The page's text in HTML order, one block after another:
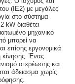
(IE2) με μεγάλες
στο σύστημα
kW διαθέτει
μηχανικό
μπορεί να
επίσης εργονομικά
κίνησης. Ένας
στερέωσης και
άδειασμα χωρίς